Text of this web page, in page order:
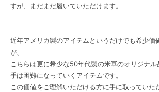
すが、まだまだ履いていただけます。
近年アメリカ製のアイテムというだけでも希少価
が、
こちらは更に希少な50年代製の米軍のオリジナル
手は困難になっていくアイテムです。
この価値をご理解いただける方に手に取っていた